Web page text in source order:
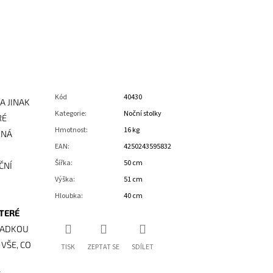
JINAK
CO
Kód
40430
Kategorie:
Noční stolky
Hmotnost:
16 kg
EAN:
4250243595832
Šířka:
50 cm
Výška:
51 cm
Hloubka: 40 cm
TISK ZEPTAT SE SDÍLET